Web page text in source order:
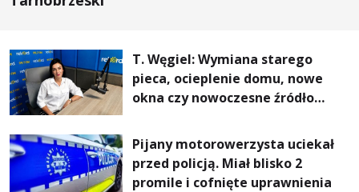
T. Węgiel: Wymiana starego
pieca, ocieplenie domu, nowe
okna czy nowoczesne źródło
rachunki za energię, lepszy
komfort życia i... czystsze
powietrze
Pijany motorowerzysta uciekał
przed policją. Miał blisko 2
promile i cofnięte uprawnienia